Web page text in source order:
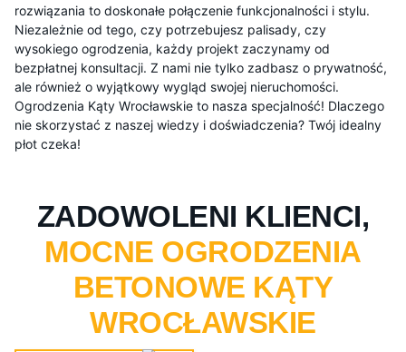
rozwiązania to doskonałe połączenie funkcjonalności i stylu.
Niezależnie od tego, czy potrzebujesz palisady, czy
wysokiego ogrodzenia, każdy projekt zaczynamy od
bezpłatnej konsultacji. Z nami nie tylko zadbasz o prywatność,
ale również o wyjątkowy wygląd swojej nieruchomości.
Ogrodzenia Kąty Wrocławskie to nasza specjalność! Dlaczego
nie skorzystać z naszej wiedzy i doświadczenia? Twój idealny
płot czeka!
ZADOWOLENI KLIENCI,
MOCNE OGRODZENIA
BETONOWE KĄTY
WROCŁAWSKIE